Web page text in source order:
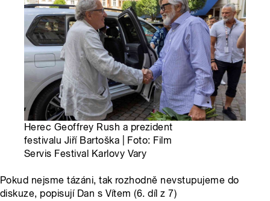
Herec Geoffrey Rush a prezident
festivalu Jiří Bartoška | Foto: Film
Servis Festival Karlovy Vary
Pokud nejsme tázáni, tak rozhodně nevstupujeme do
diskuze, popisují Dan s Vítem (6. díl z 7)